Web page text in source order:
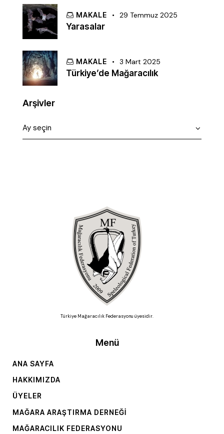
MAKALE 29 Temmuz 2025
Yarasalar
MAKALE 3 Mart 2025
Türkiye’de Mağaracılık
Arşivler
Türkiye Mağaracılık Federasyonu üyesidir.
Menü
ANA SAYFA
HAKKIMIZDA
ÜYELER
MAĞARA ARAŞTIRMA DERNEĞI
MAĞARACILIK FEDERASYONU